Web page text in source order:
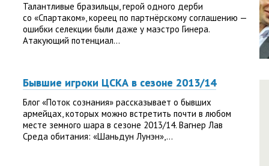
Талантливые бразильцы, герой одного дерби
со «Спартаком», кореец по партнёрскому соглашению —
ошибки селекции были даже у маэстро Гинера.
Атакующий потенциал...
Бывшие игроки ЦСКА в сезоне 2013/14
Блог «Поток сознания» рассказывает о бывших
армейцах, которых можно встретить почти в любом
месте земного шара в сезоне 2013/14. Вагнер Лав
Среда обитания: «Шаньдун Лунэн»,...